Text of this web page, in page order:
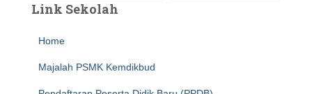
Link Sekolah
Home
Majalah PSMK Kemdikbud